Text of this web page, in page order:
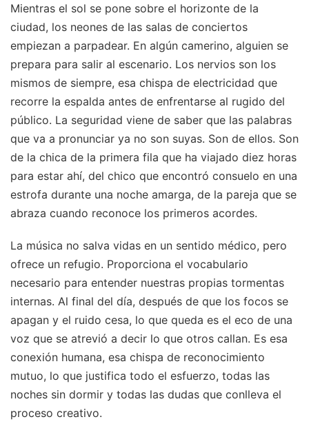
Mientras el sol se pone sobre el horizonte de la
ciudad, los neones de las salas de conciertos
empiezan a parpadear. En algún camerino, alguien se
prepara para salir al escenario. Los nervios son los
mismos de siempre, esa chispa de electricidad que
recorre la espalda antes de enfrentarse al rugido del
público. La seguridad viene de saber que las palabras
que va a pronunciar ya no son suyas. Son de ellos. Son
de la chica de la primera fila que ha viajado diez horas
para estar ahí, del chico que encontró consuelo en una
estrofa durante una noche amarga, de la pareja que se
abraza cuando reconoce los primeros acordes.
La música no salva vidas en un sentido médico, pero
ofrece un refugio. Proporciona el vocabulario
necesario para entender nuestras propias tormentas
internas. Al final del día, después de que los focos se
apagan y el ruido cesa, lo que queda es el eco de una
voz que se atrevió a decir lo que otros callan. Es esa
conexión humana, esa chispa de reconocimiento
mutuo, lo que justifica todo el esfuerzo, todas las
noches sin dormir y todas las dudas que conlleva el
proceso creativo.